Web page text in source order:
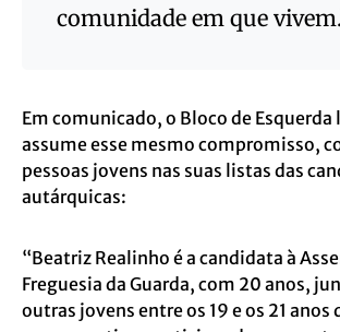
comunidade em que
Em comunicado, o Bloco de Esquerda
assume esse mesmo compromisso,
pessoas jovens nas suas listas das
autárquicas:
“Beatriz Realinho é a candidata à
Freguesia da Guarda, com 20 anos,
outras jovens entre os 19 e os 21 anos